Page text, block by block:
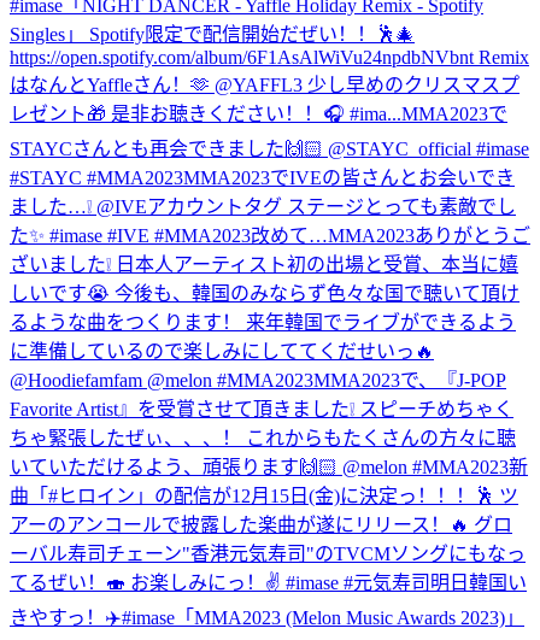
#imase 「NIGHT DANCER - Yaffle Holiday Remix - Spotify
Singles」 Spotify限定で配信開始だぜい！！🕺🎄
https://open.spotify.com/album/6F1AsAlWiVu24npdbNVbnt Remix
はなんとYaffleさん！🫶 @YAFFL3 少し早めのクリスマスプ
レゼント🎁 是非お聴きください！！🎧 #ima...MMA2023で
STAYCさんとも再会できました🙌🏻 @STAYC_official #imase
#STAYC #MMA2023MMA2023でIVEの皆さんとお会いでき
ました…❕ @IVEアカウントタグ ステージとっても素敵でし
た✨ #imase #IVE #MMA2023改めて…MMA2023ありがとうご
ざいました❕ 日本人アーティスト初の出場と受賞、本当に嬉
しいです😭 今後も、韓国のみならず色々な国で聴いて頂け
るような曲をつくります！ 来年韓国でライブができるよう
に準備しているので楽しみにしててくだせいっ🔥
@Hoodiefamfam @melon #MMA2023MMA2023で、『J-POP
Favorite Artist』を受賞させて頂きました❕ スピーチめちゃく
ちゃ緊張したぜぃ、、、！ これからもたくさんの方々に聴
いていただけるよう、頑張ります🙌🏻 @melon #MMA2023新
曲「#ヒロイン」の配信が12月15日(金)に決定っ！！！🕺 ツ
アーのアンコールで披露した楽曲が遂にリリース！🔥 グロ
ーバル寿司チェーン"香港元気寿司"のTVCMソングにもなっ
てるぜい！🍣 お楽しみにっ！✌️ #imase #元気寿司 明日韓国い
きやすっ！✈️#imase「MMA2023 (Melon Music Awards 2023)」